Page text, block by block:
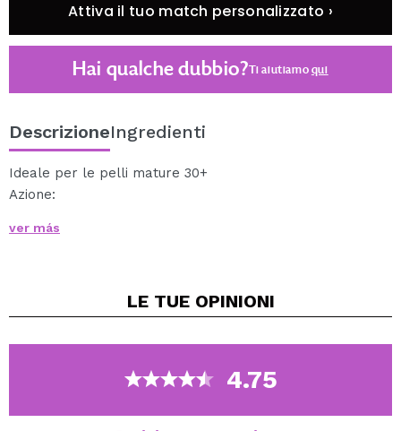
Attiva il tuo match personalizzato ›
Hai qualche dubbio?Ti aiutiamoqui
DescrizioneIngredienti
Ideale per le pelli mature 30+
Azione:
Riduce le rughe profonde e d'espressione
pulita. Lasciarla penetrare con movimenti delicati. È
raccomandata l'applicazione prima del makeup. Per la
notte è raccomandato l'uso della crema Lifting Solution.
ver más
LE TUE OPINIONI
4.75